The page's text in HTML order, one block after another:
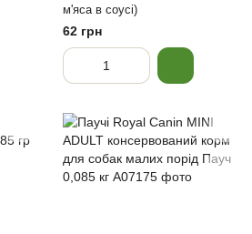
м'яса в соусі)
62 грн